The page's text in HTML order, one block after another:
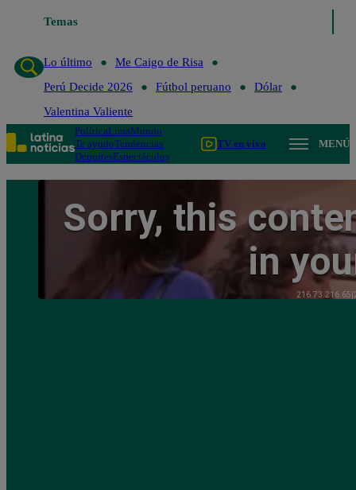
Temas
Lo último
Me Caigo de Risa
Perú Decide 2026
Fútbol peruano
Dólar
Valentina Valiente
PolíticaLimaMundo
Te ayudoTendencias
DeportesEspectáculos
TV en vivo MENÚ